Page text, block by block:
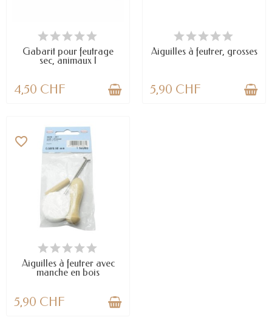
EN STOCK
Gabarit pour feutrage
sec, animaux I
4,50 CHF
EN STOCK
Aiguilles à feutrer, grosses
5,90 CHF
EN STOCK
favorite_border
Aiguilles à feutrer avec
manche en bois
5,90 CHF